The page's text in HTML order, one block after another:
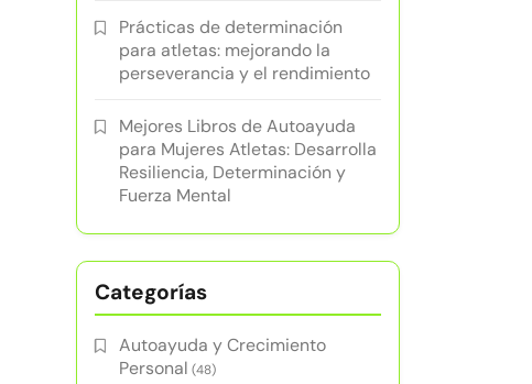
Prácticas de determinación
para atletas: mejorando la
perseverancia y el rendimiento
Mejores Libros de Autoayuda
para Mujeres Atletas: Desarrolla
Resiliencia, Determinación y
Fuerza Mental
Categorías
Autoayuda y Crecimiento
Personal (48)